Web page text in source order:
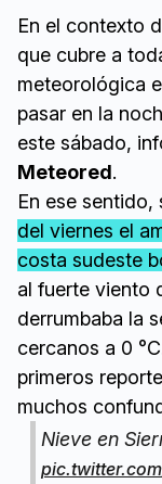
En el contexto
que cubre a
meteorológica
pasar en la
este sábado,
Meteored.
En ese
del viernes el
costa sudeste
al fuerte viento
derrumbaba la
cercanos a 0
primeros
muchos
Nieve en